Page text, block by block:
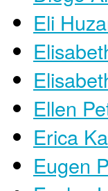
Eli
Ellen
Erica
Eugen